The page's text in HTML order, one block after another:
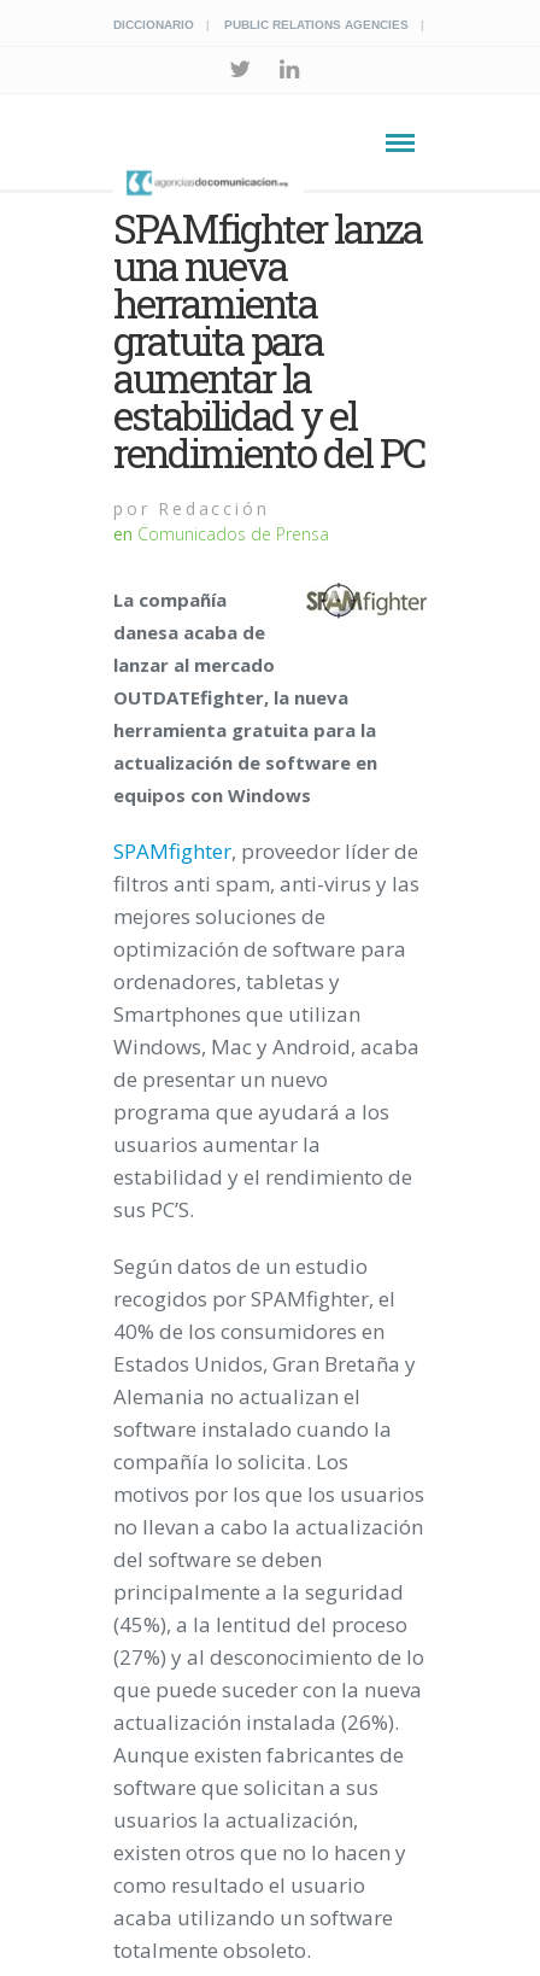
DICCIONARIO PUBLIC RELATIONS AGENCIES
SPAMfighter lanza
una nueva
herramienta
gratuita para
aumentar la
estabilidad y el
rendimiento del PC
por Redacción
en Comunicados de Prensa
La compañía
danesa acaba de
lanzar al mercado
OUTDATEfighter, la nueva
herramienta gratuita para la
actualización de software en
equipos con Windows
SPAMfighter, proveedor líder de
filtros anti spam, anti-virus y las
mejores soluciones de
optimización de software para
ordenadores, tabletas y
Smartphones que utilizan
Windows, Mac y Android, acaba
de presentar un nuevo
programa que ayudará a los
usuarios aumentar la
estabilidad y el rendimiento de
sus PC’S.
Según datos de un estudio
recogidos por SPAMfighter, el
40% de los consumidores en
Estados Unidos, Gran Bretaña y
Alemania no actualizan el
software instalado cuando la
compañía lo solicita. Los
motivos por los que los usuarios
no llevan a cabo la actualización
del software se deben
principalmente a la seguridad
(45%), a la lentitud del proceso
(27%) y al desconocimiento de lo
que puede suceder con la nueva
actualización instalada (26%).
Aunque existen fabricantes de
software que solicitan a sus
usuarios la actualización,
existen otros que no lo hacen y
como resultado el usuario
acaba utilizando un software
totalmente obsoleto.